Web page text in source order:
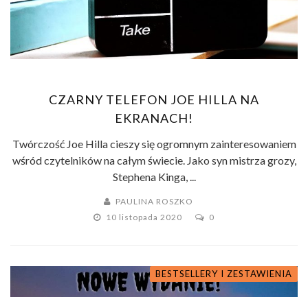
CZARNY TELEFON JOE HILLA NA
EKRANACH!
Twórczość Joe Hilla cieszy się ogromnym zainteresowaniem
wśród czytelników na całym świecie. Jako syn mistrza grozy,
Stephena Kinga, ...
PAULINA ROSZKO
10 listopada 2020
0
BESTSELLERY I ZESTAWIENIA